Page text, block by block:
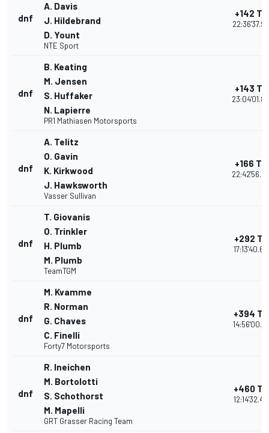
dnf
A. Davis
J. Hildebrand
D. Yount
NTE Sport
+142
dnf
B. Keating
M. Jensen
S. Huffaker
N. Lapierre
PR1 Mathiasen Motorsports
+143
dnf
A. Telitz
O. Gavin
K. Kirkwood
J. Hawksworth
Vasser Sullivan
+166
dnf
T. Giovanis
O. Trinkler
H. Plumb
M. Plumb
TeamTGM
+292
dnf
M. Kvamme
R. Norman
G. Chaves
C. Finelli
Forty7 Motorsports
+394
dnf
R. Ineichen
M. Bortolotti
S. Schothorst
M. Mapelli
GRT Grasser Racing Team
+460